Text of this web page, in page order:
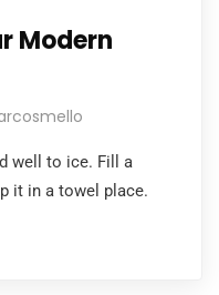
Modern
well to ice. Fill a
it in a towel place.